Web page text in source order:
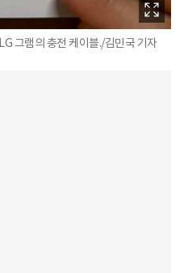
그램의 충전 케이블./김민국 기자